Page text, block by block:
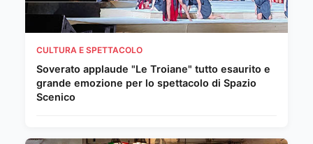
CULTURA E SPETTACOLO
Soverato applaude "Le Troiane" tutto esaurito e
grande emozione per lo spettacolo di Spazio
Scenico